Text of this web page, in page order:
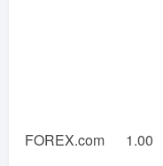
FOREX.com 1.00